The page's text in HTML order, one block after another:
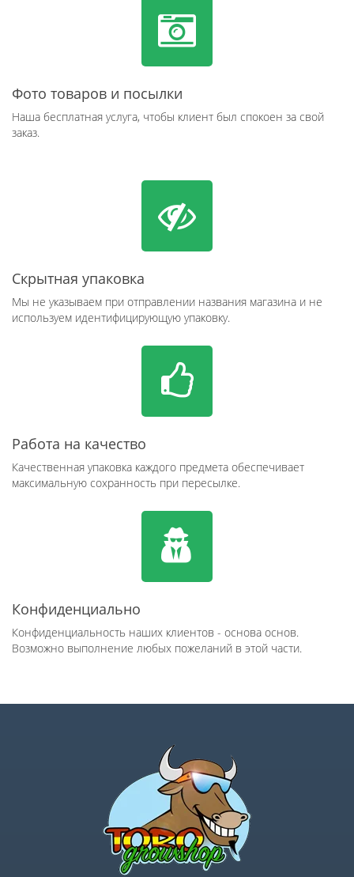
Фото товаров и посылки
Наша бесплатная услуга, чтобы клиент был спокоен за свой
заказ.
Скрытная упаковка
Мы не указываем при отправлении названия магазина и не
используем идентифицирующую упаковку.
Работа на качество
Качественная упаковка каждого предмета обеспечивает
максимальную сохранность при пересылке.
Конфиденциально
Конфиденциальность наших клиентов - основа основ.
Возможно выполнение любых пожеланий в этой части.